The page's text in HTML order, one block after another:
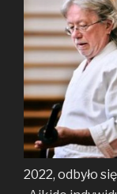
2022, odbyło